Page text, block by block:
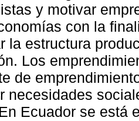
y motivar
con la
la estructura
Los
de
necesidades
Ecuador se está